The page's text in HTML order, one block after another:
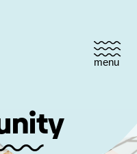
menu